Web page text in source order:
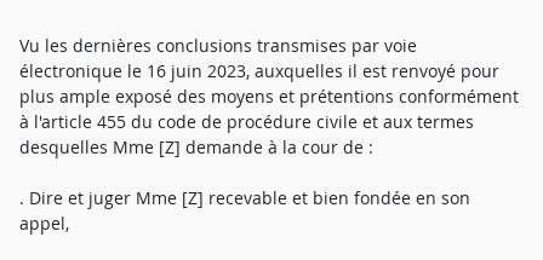
Vu les dernières conclusions transmises par voie
électronique le 16 juin 2023, auxquelles il est renvoyé pour
plus ample exposé des moyens et prétentions conformément
à l'article 455 du code de procédure civile et aux termes
desquelles Mme [Z] demande à la cour de :
. Dire et juger Mme [Z] recevable et bien fondée en son
appel,